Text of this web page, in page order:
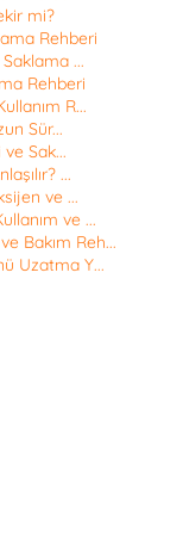
mi?
Rehberi
...
Rehberi
R...
Sür...
Sak...
...
ve ...
ve ...
Bakım Reh...
Uzatma Y...